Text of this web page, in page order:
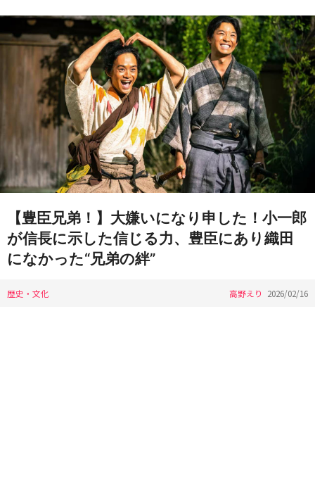
【豊臣兄弟！】大嫌いになり申した！小一郎
が信長に示した信じる力、豊臣にあり織田
になかった“兄弟の絆”
歴史・文化 高野えり 2026/02/16